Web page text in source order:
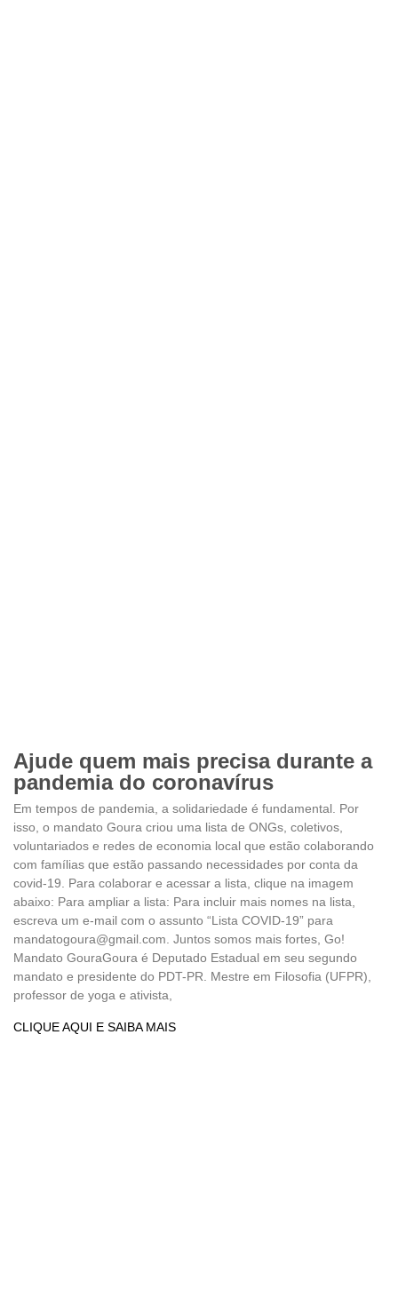
Ajude quem mais precisa durante a
pandemia do coronavírus
Em tempos de pandemia, a solidariedade é fundamental. Por
isso, o mandato Goura criou uma lista de ONGs, coletivos,
voluntariados e redes de economia local que estão colaborando
com famílias que estão passando necessidades por conta da
covid-19. Para colaborar e acessar a lista, clique na imagem
abaixo: Para ampliar a lista: Para incluir mais nomes na lista,
escreva um e-mail com o assunto “Lista COVID-19” para
mandatogoura@gmail.com. Juntos somos mais fortes, Go!
Mandato GouraGoura é Deputado Estadual em seu segundo
mandato e presidente do PDT-PR. Mestre em Filosofia (UFPR),
professor de yoga e ativista,
CLIQUE AQUI E SAIBA MAIS